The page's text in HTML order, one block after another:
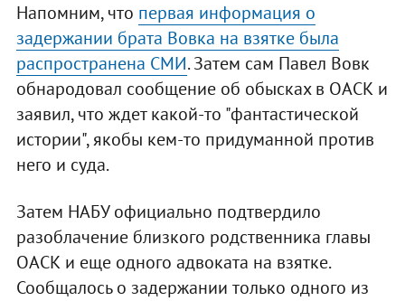
Напомним, что первая информация о
задержании брата Вовка на взятке была
распространена СМИ. Затем сам Павел Вовк
обнародовал сообщение об обысках в ОАСК и
заявил, что ждет какой-то "фантастической
истории", якобы кем-то придуманной против
него и суда.
Затем НАБУ официально подтвердило
разоблачение близкого родственника главы
ОАСК и еще одного адвоката на взятке.
Сообщалось о задержании только одного из